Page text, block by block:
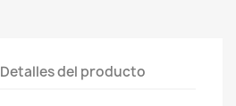
Detalles del producto